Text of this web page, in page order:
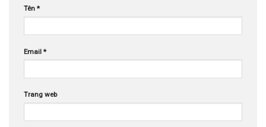
Tên *
Email *
Trang web